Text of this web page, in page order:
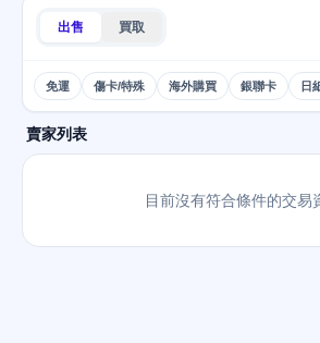
出售 買取
免運 傷卡/特殊 海外購買 銀聯卡 日
賣家列表
目前沒有符合條件的交易